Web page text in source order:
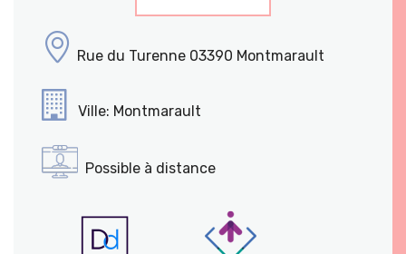
Rue du Turenne 03390 Montmarault
Ville: Montmarault
Possible à distance